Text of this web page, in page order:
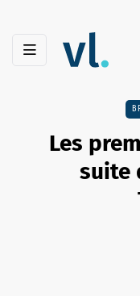
Les
suite